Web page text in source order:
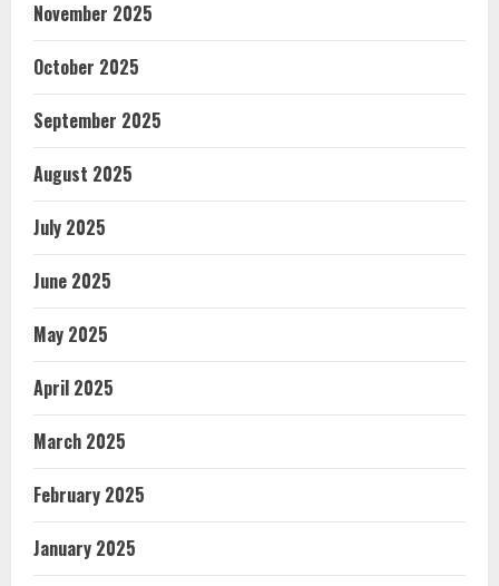
November 2025
October 2025
September 2025
August 2025
July 2025
June 2025
May 2025
April 2025
March 2025
February 2025
January 2025